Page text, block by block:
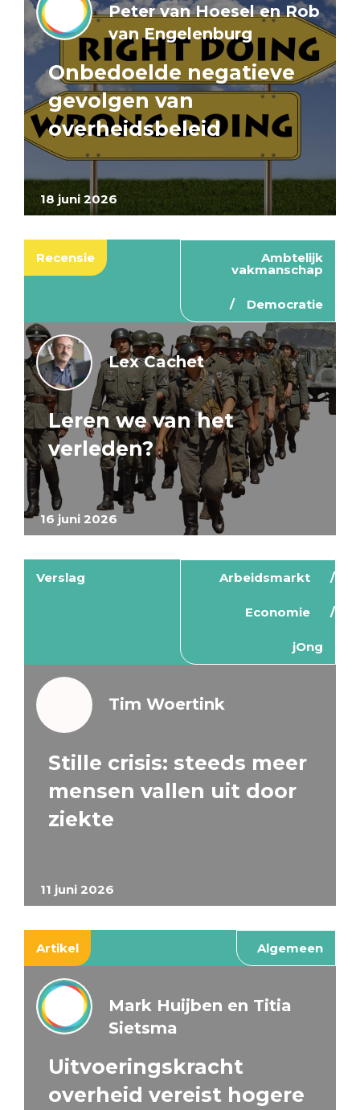
18 juni 2026
Peter van Hoesel en Rob
van Engelenburg
Onbedoelde negatieve
gevolgen van
overheidsbeleid
Recensie Ambtelijk
vakmanschap
Democratie
16 juni 2026
Lex Cachet
Leren we van het
verleden?
Verslag Arbeidsmarkt
Economie
jOng
11 juni 2026
Tim Woertink
Stille crisis: steeds meer
mensen vallen uit door
ziekte
Artikel Algemeen
Mark Huijben en Titia
Sietsma
Uitvoeringskracht
overheid vereist hogere